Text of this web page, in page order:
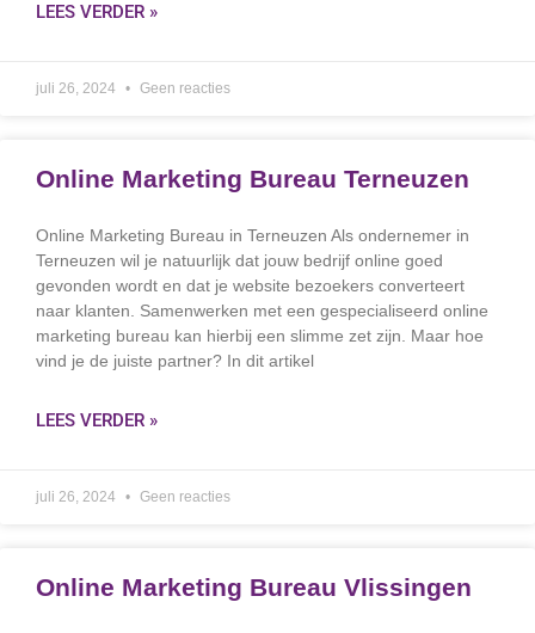
LEES VERDER »
juli 26, 2024 Geen reacties
Online Marketing Bureau Terneuzen
Online Marketing Bureau in Terneuzen Als ondernemer in
Terneuzen wil je natuurlijk dat jouw bedrijf online goed
gevonden wordt en dat je website bezoekers converteert
naar klanten. Samenwerken met een gespecialiseerd online
marketing bureau kan hierbij een slimme zet zijn. Maar hoe
vind je de juiste partner? In dit artikel
LEES VERDER »
juli 26, 2024 Geen reacties
Online Marketing Bureau Vlissingen